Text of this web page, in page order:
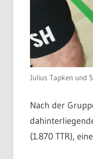
Julius Tapken und
Nach der
(1.870 TTR),